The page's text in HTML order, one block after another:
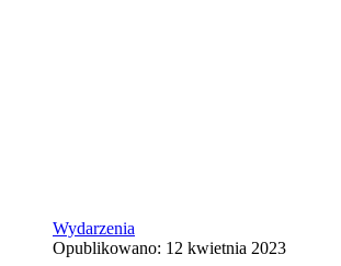
Wydarzenia
Opublikowano: 12 kwietnia 2023